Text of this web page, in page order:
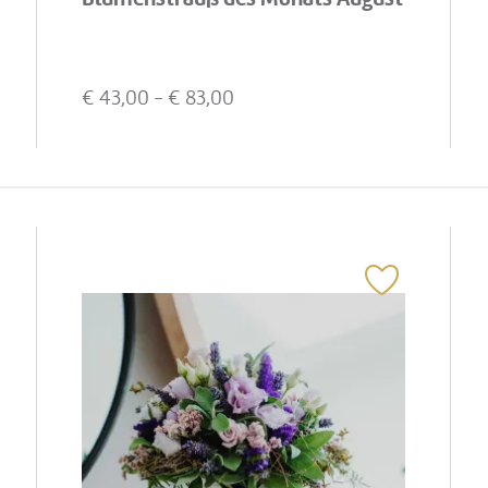
€ 43,00 - € 83,00